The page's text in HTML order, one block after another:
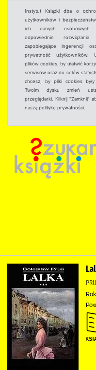
Instytut Książki dba o
użytkowników i
ich danych osobowych
odpowiednie rozwiązania
zapobiegające ingerencji
prywatność użytkowników.
plików cookies, by ułatwić
serwisów oraz do celów
chcesz, by pliki cookies
Twoim dysku zmień
przeglądarki. Kliknij "Zamknij"
naszą politykę prywatności.